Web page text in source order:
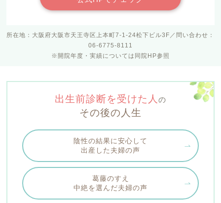
所在地：大阪府大阪市天王寺区上本町7-1-24松下ビル3F／問い合わせ：
06-6775-8111
※開院年度・実績については同院HP参照
出生前診断を受けた人 の
その後の人生
陰性の結果に安心して
出産した夫婦の声
葛藤のすえ
中絶を選んだ夫婦の声